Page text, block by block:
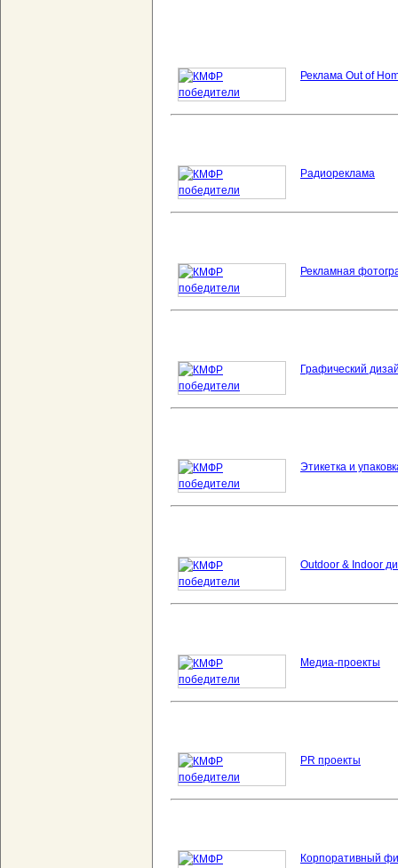
Реклама Out of
Радиореклама
Рекламная
Графический
Этикетка и
Outdoor & Indoor
Медиа-проекты
PR проекты
Корпоративный